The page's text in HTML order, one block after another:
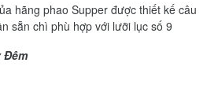
hãng phao Supper được thiết kế câu
sẵn chì phù hợp với lưỡi lục số 9
Đêm